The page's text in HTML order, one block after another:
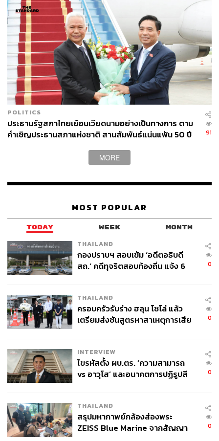
POLITICS
ประธานรัฐสภาไทยเยือนเวียดนามอย่างเป็นทางการ ตาม
คำเชิญประธานสภาแห่งชาติ สานสัมพันธ์แน่นแฟ้น 50 ปี
91
MORE
MOST POPULAR
TODAY WEEK MONTH
THAILAND
กองปราบฯ สอบเข้ม ‘อดีตอธิบดี
สถ.’ คดีทุจริตสอบท้องถิ่น แจ้ง 6
0
THAILAND
ครอบครัวรับร่าง ฮลุน โซโล่ แล้ว
เตรียมส่งชันสูตรหาสาเหตุการเสีย
0
INTERVIEW
ไขรหัสตั้ง ผบ.ตร. ‘ความสามารถ
vs อาวุโส’ และอนาคตการปฏิรูปสี
0
THAILAND
สรุปมหากาพย์กล้องส่องพระ
ZEISS Blue Marine จากสัญญา
0